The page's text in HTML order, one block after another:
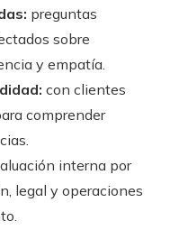
preguntas
sobre
y empatía.
con clientes
comprender
interna por
legal y operaciones